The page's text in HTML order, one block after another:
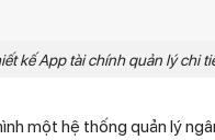
kế App tài chính quản lý chi
một hệ thống quản lý